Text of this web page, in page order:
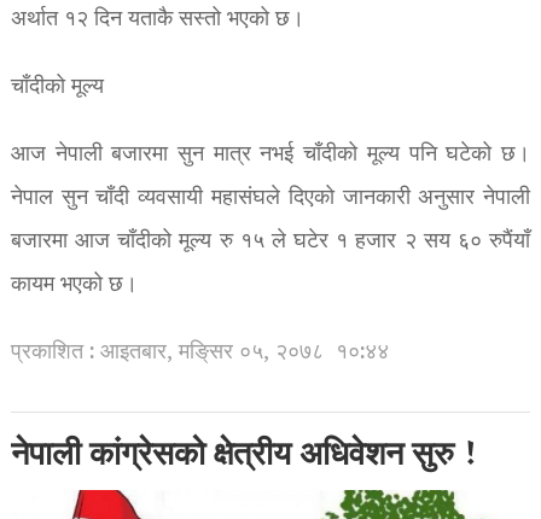
अर्थात १२ दिन यताकै सस्तो भएको छ।
चाँदीको मूल्य
आज नेपाली बजारमा सुन मात्र नभई चाँदीको मूल्य पनि घटेको छ।
नेपाल सुन चाँदी व्यवसायी महासंघले दिएको जानकारी अनुसार नेपाली
बजारमा आज चाँदीको मूल्य रु १५ ले घटेर १ हजार २ सय ६० रुपैंयाँ
कायम भएको छ।
प्रकाशित : आइतबार, मङि्सर ०५, २०७८ १०:४४
नेपाली कांग्रेसको क्षेत्रीय अधिवेशन सुरु !